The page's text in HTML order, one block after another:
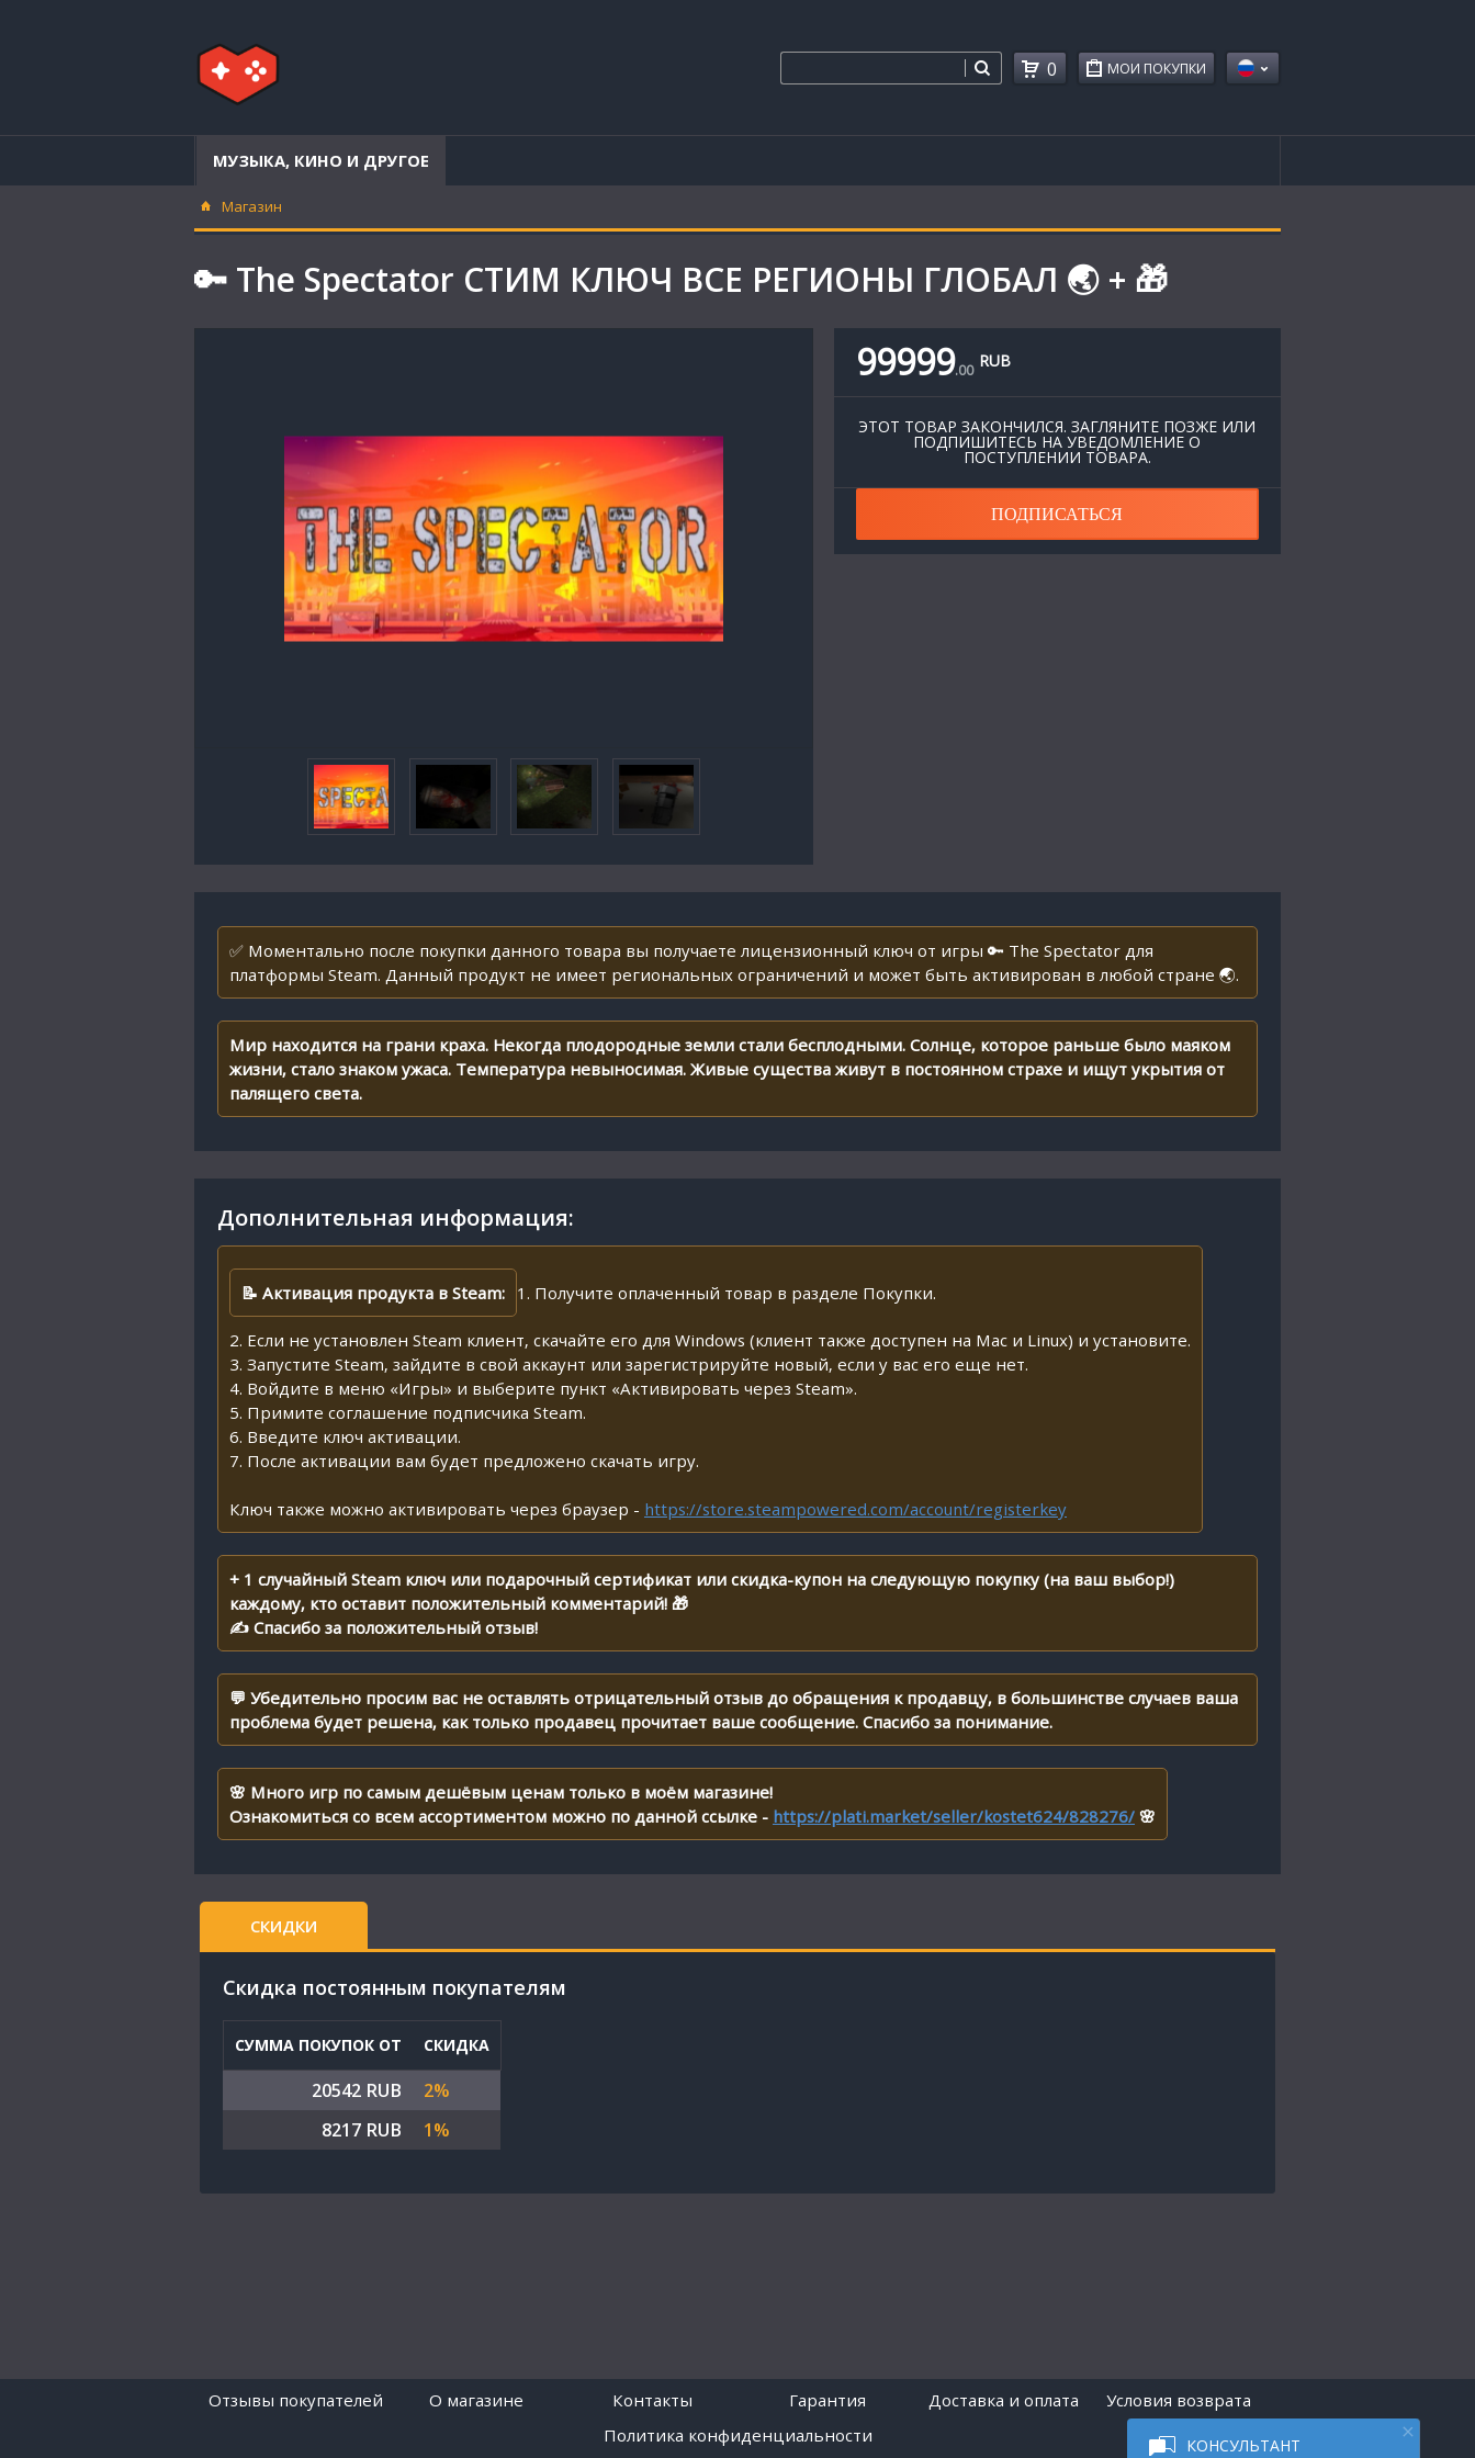
КОНСУЛЬТАНТ
МОИ ПОКУПКИ
0
МУЗЫКА, КИНО И ДРУГОЕ
Магазин
🔑 The Spectator СТИМ КЛЮЧ ВСЕ РЕГИОНЫ ГЛОБАЛ 🌏 + 🎁
99999.00 RUB
ЭТОТ ТОВАР ЗАКОНЧИЛСЯ. ЗАГЛЯНИТЕ ПОЗЖЕ ИЛИ
ПОДПИШИТЕСЬ НА УВЕДОМЛЕНИЕ О
ПОСТУПЛЕНИИ ТОВАРА.
ПОДПИСАТЬСЯ
✅ Моментально после покупки данного товара вы получаете лицензионный ключ от игры 🔑 The Spectator для
платформы Steam. Данный продукт не имеет региональных ограничений и может быть активирован в любой стране 🌏.
Мир находится на грани краха. Некогда плодородные земли стали бесплодными. Солнце, которое раньше было маяком
жизни, стало знаком ужаса. Температура невыносимая. Живые существа живут в постоянном страхе и ищут укрытия от
палящего света.
Дополнительная информация:
📝 Активация продукта в Steam: 1. Получите оплаченный товар в разделе Покупки.
2. Если не установлен Steam клиент, скачайте его для Windows (клиент также доступен на Mac и Linux) и установите.
3. Запустите Steam, зайдите в свой аккаунт или зарегистрируйте новый, если у вас его еще нет.
4. Войдите в меню «Игры» и выберите пункт «Активировать через Steam».
5. Примите соглашение подписчика Steam.
6. Введите ключ активации.
7. После активации вам будет предложено скачать игру.
Ключ также можно активировать через браузер - https://store.steampowered.com/account/registerkey
+ 1 случайный Steam ключ или подарочный сертификат или скидка-купон на следующую покупку (на ваш выбор!)
каждому, кто оставит положительный комментарий! 🎁
✍ Спасибо за положительный отзыв!
💬 Убедительно просим вас не оставлять отрицательный отзыв до обращения к продавцу, в большинстве случаев ваша
проблема будет решена, как только продавец прочитает ваше сообщение. Спасибо за понимание.
🌸 Много игр по самым дешёвым ценам только в моём магазине!
Ознакомиться со всем ассортиментом можно по данной ссылке - https://plati.market/seller/kostet624/828276/ 🌸
СКИДКИ
Cкидка постоянным покупателям
СУММА ПОКУПОК ОТ СКИДКА
20542 RUB
2%
8217 RUB
1%
Отзывы покупателей O магазине Контакты Гарантия Доставка и оплата
Условия возврата
Политика конфиденциальности